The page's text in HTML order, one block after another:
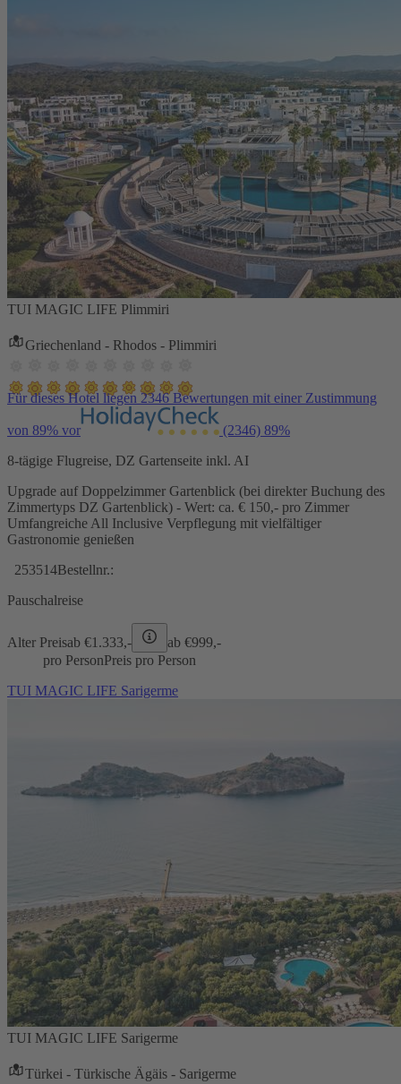
TUI MAGIC LIFE Plimmiri
Griechenland - Rhodos - Plimmiri
Für dieses Hotel liegen 2346 Bewertungen mit einer Zustimmung
von 89% vor (2346) 89%
8-tägige Flugreise, DZ Gartenseite inkl. AI
Upgrade auf Doppelzimmer Gartenblick (bei direkter Buchung des
Zimmertyps DZ Gartenblick) - Wert: ca. € 150,- pro Zimmer
Umfangreiche All Inclusive Verpflegung mit vielfältiger
Gastronomie genießen
253514Bestellnr.:
Pauschalreise
Alter Preisab €1.333,- ab €999,-
pro PersonPreis pro Person
TUI MAGIC LIFE Sarigerme
TUI MAGIC LIFE Sarigerme
Türkei - Türkische Ägäis - Sarigerme